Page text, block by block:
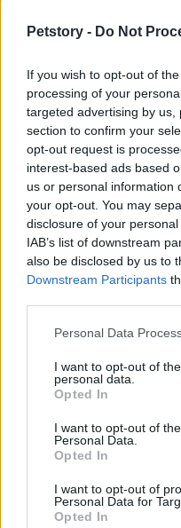
Petstory - Do Not
If you wish to opt-out of
processing of your
targeted advertising by
section to confirm your
opt-out request is
interest-based ads based
us or personal information
your opt-out. You may
disclosure of your
IAB’s list of downstream
also be disclosed by us to
Downstream Participants
Please note that this
not limited to your visit or
grant or deny consent to
use your data for below
consent section.
Personal Data
I want to opt-out of
personal data.
Opted In
I want to opt-out of
Personal Data.
Opted In
I want to opt-out of
Personal Data for
Opted In
comunidad leal.
los clientes puede ser
el fracaso. Un cliente
propenso a quedarse,
convierte en un
AUTOR
Staff